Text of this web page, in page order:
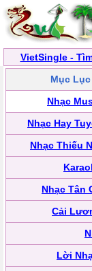
VietSingle -
Mục Lục
Nhạc
Nhạc Hay
Nhạc Thiếu
Nhạc Tân
Cải
Lời